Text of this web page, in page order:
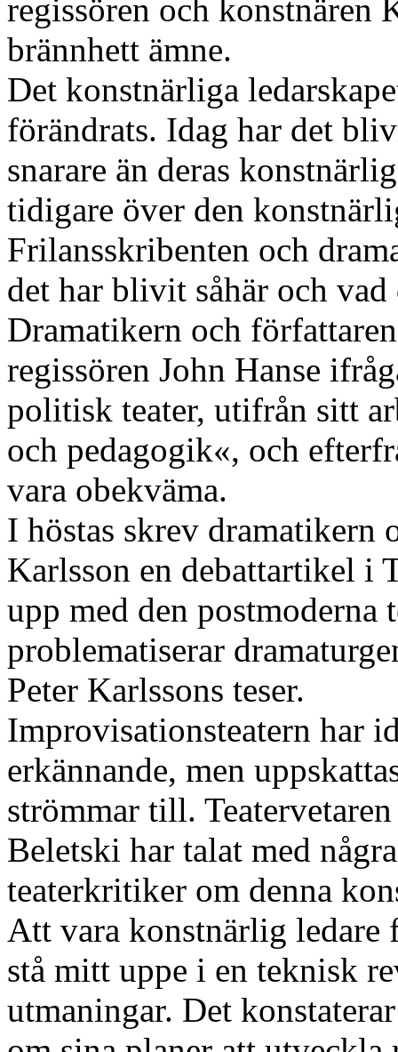
regissören och konstnären
brännhett ämne.
Det konstnärliga
förändrats. Idag har det
snarare än deras
tidigare över den
Frilansskribenten och
det har blivit såhär och vad
Dramatikern och
regissören John Hanse
politisk teater, utifrån sitt
och pedagogik«, och
vara obekväma.
I höstas skrev dramatikern
Karlsson en debattartikel i
upp med den postmoderna
problematiserar
Peter Karlssons teser.
Improvisationsteatern har
erkännande, men
strömmar till.
Beletski har talat med
teaterkritiker om denna
Att vara konstnärlig ledare
stå mitt uppe i en teknisk
utmaningar. Det